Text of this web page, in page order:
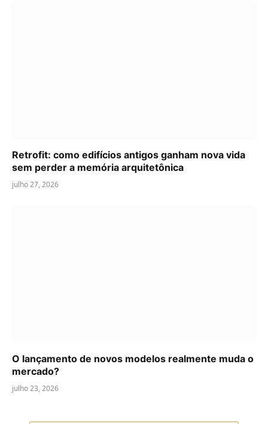
Retrofit: como edifícios antigos ganham nova vida
sem perder a memória arquitetônica
julho 27, 2026
O lançamento de novos modelos realmente muda o
mercado?
julho 23, 2026